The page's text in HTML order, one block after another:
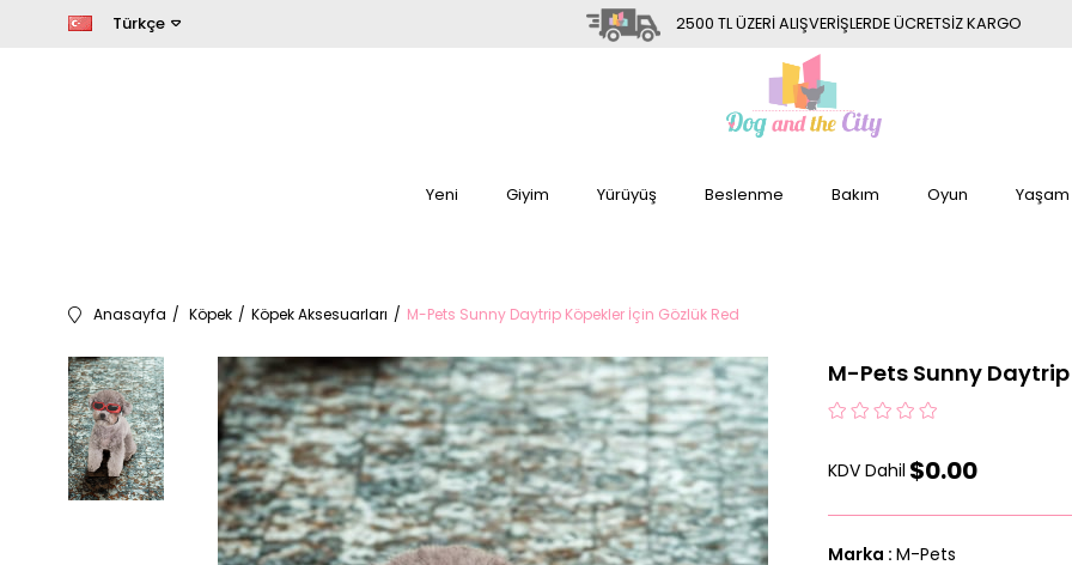
2500 TL ÜZERİ ALIŞVERİŞLERDE ÜCRETSİZ KARGO
Türkçe
Yeni Giyim Yürüyüş Beslenme Bakım Oyun Yaşam
Anasayfa Köpek Köpek Aksesuarları M-Pets Sunny Daytrip Köpekler İçin Gözlük Red
M-Pets Sunny
KDV Dahil $0.00
Marka : M-Pets